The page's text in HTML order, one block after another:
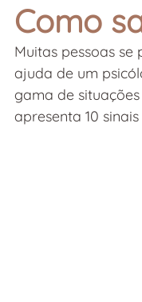
Como
Muitas pessoas
ajuda de um
gama de
apresenta 10